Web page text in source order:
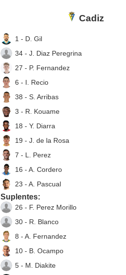
Cadiz
1 - D. Gil
34 - J. Diaz Peregrina
27 - P. Fernandez
6 - I. Recio
38 - S. Arribas
3 - R. Kouame
18 - Y. Diarra
19 - J. de la Rosa
7 - L. Perez
16 - A. Cordero
23 - A. Pascual
Suplentes:
26 - F. Perez Morillo
30 - R. Blanco
8 - A. Fernandez
10 - B. Ocampo
5 - M. Diakite